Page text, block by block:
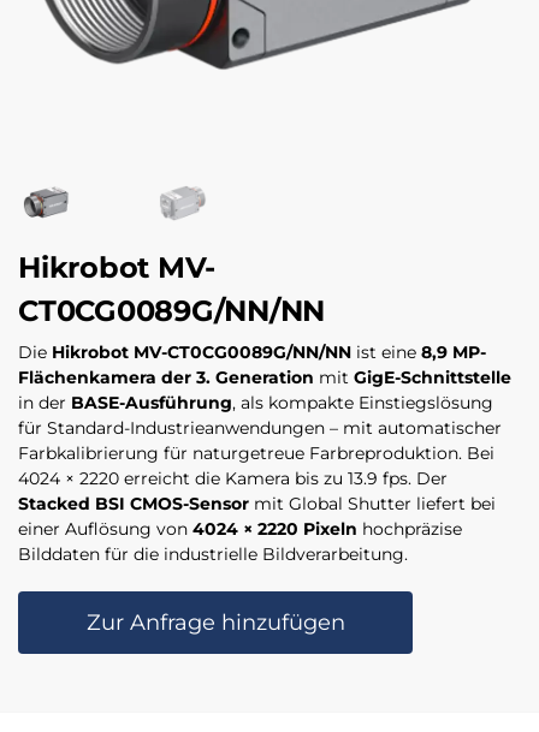
Hikrobot MV-
CT0CG0089G/NN/NN
Die Hikrobot MV-CT0CG0089G/NN/NN ist eine 8,9 MP-
Flächenkamera der 3. Generation mit GigE-Schnittstelle
in der BASE-Ausführung, als kompakte Einstiegslösung
für Standard-Industrieanwendungen – mit automatischer
Farbkalibrierung für naturgetreue Farbreproduktion. Bei
4024 × 2220 erreicht die Kamera bis zu 13.9 fps. Der
Stacked BSI CMOS-Sensor mit Global Shutter liefert bei
einer Auflösung von 4024 × 2220 Pixeln hochpräzise
Bilddaten für die industrielle Bildverarbeitung.
Zur Anfrage hinzufügen